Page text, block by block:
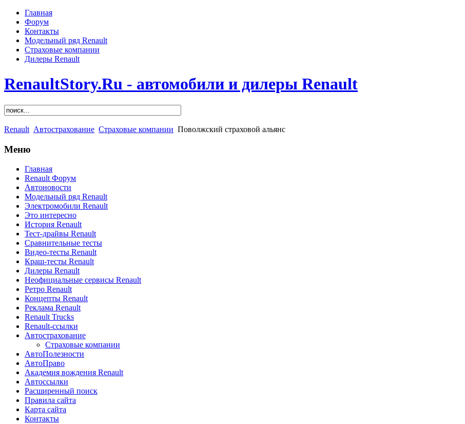
Главная
Форум
Контакты
Модельный ряд Renault
Страховые компании
Дилеры Renault
RenaultStory.Ru - автомобили и дилеры Renault
Renault Автострахование Страховые компании Поволжский страховой альянс
Меню
Главная
Renault Форум
Автоновости
Модельный ряд Renault
Электромобили Renault
Это интересно
История Renault
Тест-драйвы Renault
Сравнительные тесты
Видео-тесты Renault
Краш-тесты Renault
Дилеры Renault
Неофициальные сервисы Renault
Ретро Renault
Концепты Renault
Реклама Renault
Renault Trucks
Renault-ссылки
Автострахование
Страховые компании
АвтоПолезности
АвтоПраво
Академия вождения Renault
Автоссылки
Расширенный поиск
Правила сайта
Карта сайта
Контакты